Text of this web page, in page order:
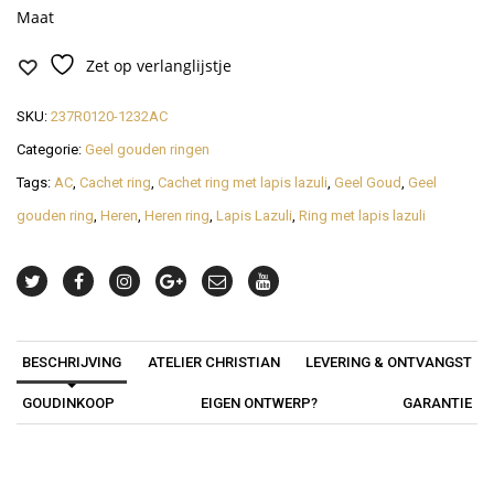
Maat
Zet op verlanglijstje
SKU: 237R0120-1232AC
Categorie: Geel gouden ringen
Tags: AC, Cachet ring, Cachet ring met lapis lazuli, Geel Goud, Geel
gouden ring, Heren, Heren ring, Lapis Lazuli, Ring met lapis lazuli
BESCHRIJVING ATELIER CHRISTIAN LEVERING & ONTVANGST
GOUDINKOOP EIGEN ONTWERP? GARANTIE